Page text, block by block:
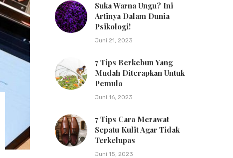
Suka Warna Ungu? Ini
Artinya Dalam Dunia
Psikologi!
Juni 21, 2023
7 Tips Berkebun Yang
Mudah Diterapkan Untuk
Pemula
Juni 16, 2023
7 Tips Cara Merawat
Sepatu Kulit Agar Tidak
Terkelupas
Juni 15, 2023